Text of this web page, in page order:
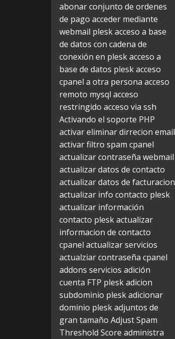
abonar conjunto de ordenes
de pago acceder mediante
webmail pleskacceso a base
de datos con cadena de
conexión en pleskacceso a
base de datos pleskacceso
cpanel a otra persona acceso
remoto mysql acceso
restringido acceso via ssh
Activando el soporte PHP
activar eliminar dirrecion email
activar filtro spam cpanel
actualizar contraseña webmail
actualizar datos de contacto
actualizar datos de facturacion
actualizar info contacto plesk
actualizar información
contacto pleskactualizar
informacion de contacto
cpanel actualizar servicios
actualziar contraseña cpanel
addons servicios adición
cuenta FTP pleskadicion
subdominio pleskadicionar
dominio pleskadjuntos de
gran tamaño Adjust Spam
Threshold Score administra